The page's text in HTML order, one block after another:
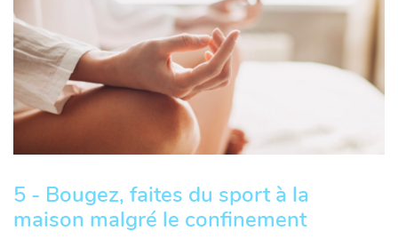
5 - Bougez, faites du sport à la
maison malgré le confinement